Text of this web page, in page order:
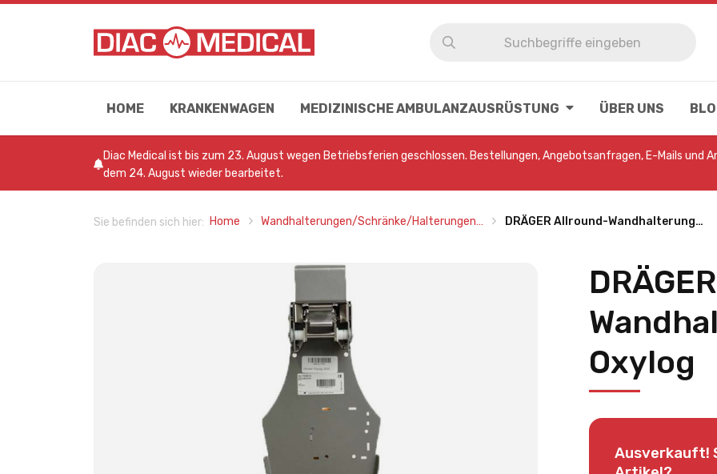
HOME KRANKENWAGEN MEDIZINISCHE AMBULANZAUSRÜSTUNG ÜBER UNS
Diac Medical ist bis zum 23. August wegen Betriebsferien geschlossen. Bestellungen, Angebotsanfragen, E-Mails und
dem 24. August wieder bearbeitet.
Sie befinden sich hier: Home Wandhalterungen/Schränke/Halterungen… DRÄGER Allround-Wandhalterung…
Oxylog
Ausverkauft!